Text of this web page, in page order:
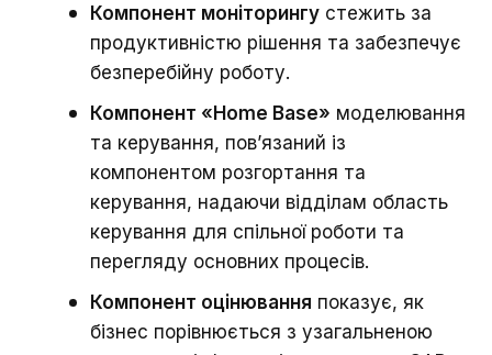
Компонент моніторингу стежить за
продуктивністю рішення та забезпечує
безперебійну роботу.
Компонент «Home Base» моделювання
та керування, пов’язаний із
компонентом розгортання та
керування, надаючи відділам область
керування для спільної роботи та
перегляду основних процесів.
Компонент оцінювання показує, як
бізнес порівнюється з узагальненою